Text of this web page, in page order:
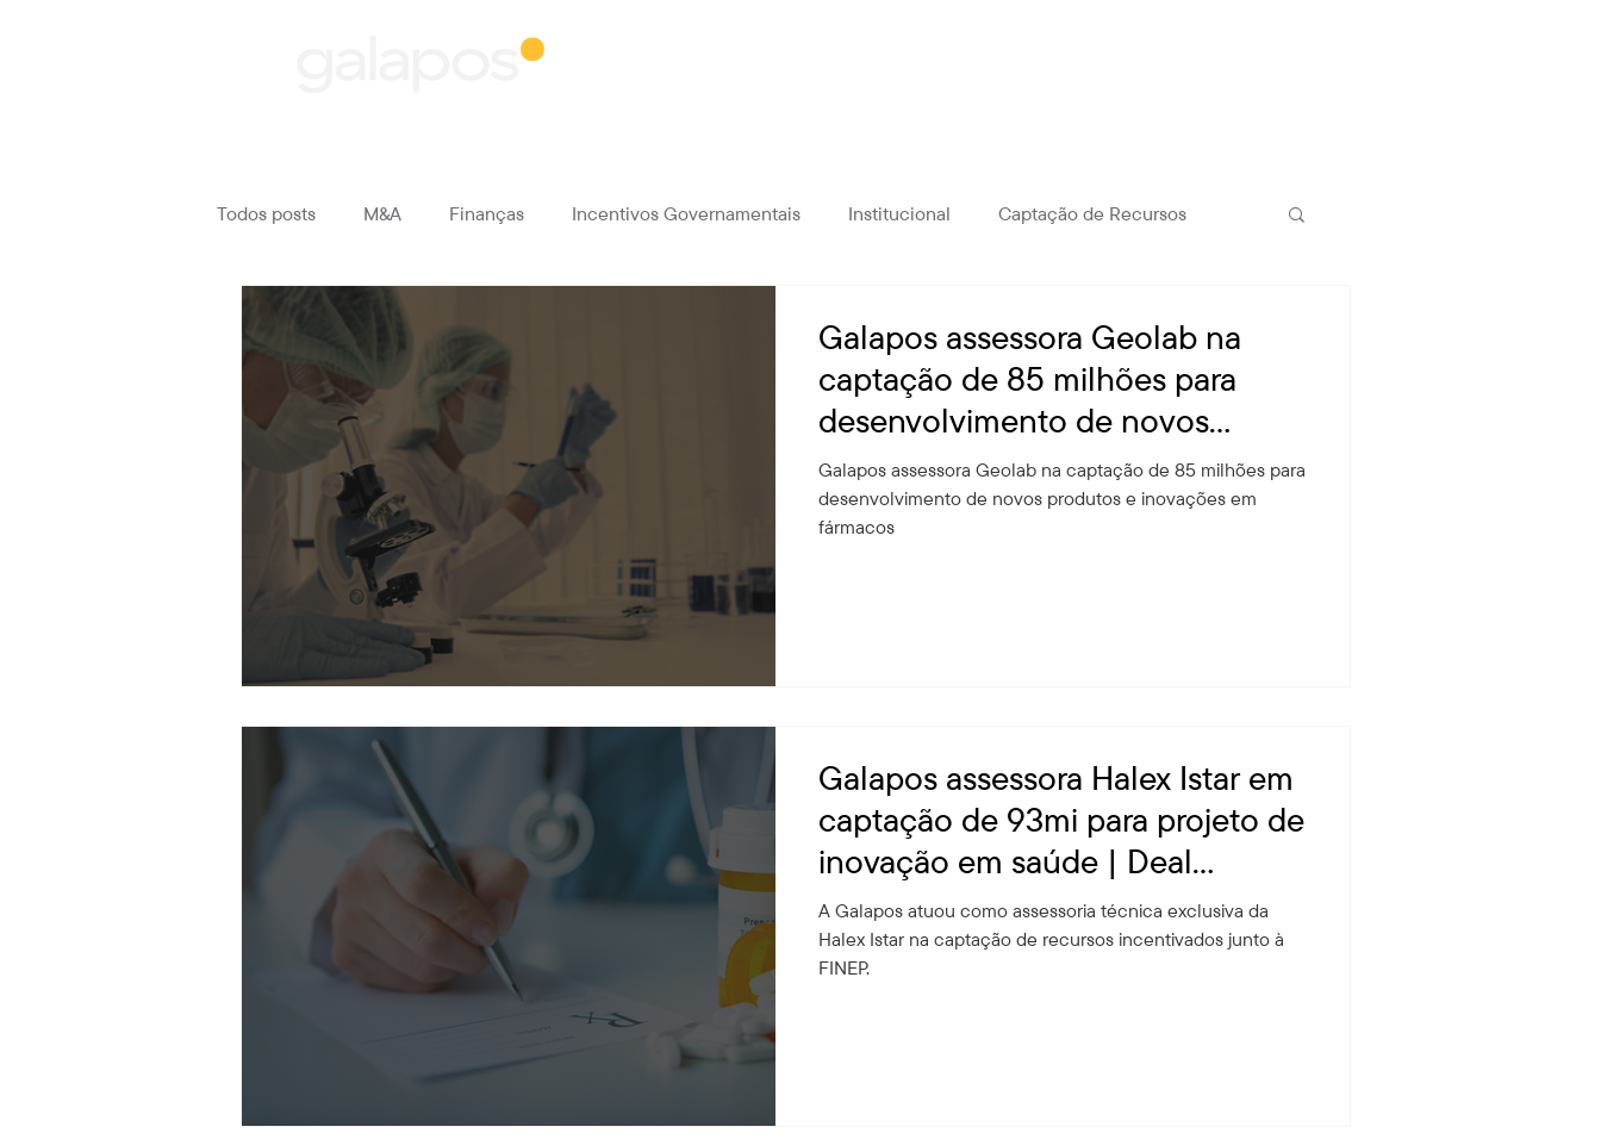
Todos posts M&A Finanças Incentivos Governamentais Institucional Captação de Recursos
Galapos assessora Geolab na
captação de 85 milhões para
desenvolvimento de novos
produtos e inovações | DEAL
ANNOUNCEMENT
Galapos assessora Geolab na captação de 85 milhões para
desenvolvimento de novos produtos e inovações em
fármacos
Galapos assessora Halex Istar em
captação de 93mi para projeto de
inovação em saúde | Deal
Announcement
A Galapos atuou como assessoria técnica exclusiva da
Halex Istar na captação de recursos incentivados junto à
FINEP.